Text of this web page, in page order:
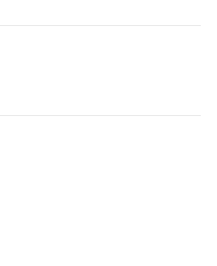
المقالات